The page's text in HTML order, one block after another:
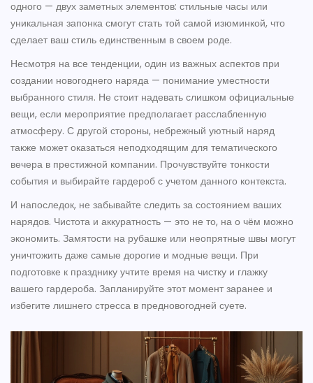
одного — двух заметных элементов: стильные часы или
уникальная запонка смогут стать той самой изюминкой, что
сделает ваш стиль единственным в своем роде.
Несмотря на все тенденции, один из важных аспектов при
создании новогоднего наряда — понимание уместности
выбранного стиля. Не стоит надевать слишком официальные
вещи, если мероприятие предполагает расслабленную
атмосферу. С другой стороны, небрежный уютный наряд
также может оказаться неподходящим для тематического
вечера в престижной компании. Прочувствуйте тонкости
события и выбирайте гардероб с учетом данного контекста.
И напоследок, не забывайте следить за состоянием ваших
нарядов. Чистота и аккуратность — это не то, на о чём можно
экономить. Замятости на рубашке или неопрятные швы могут
уничтожить даже самые дорогие и модные вещи. При
подготовке к празднику учтите время на чистку и глажку
вашего гардероба. Запланируйте этот момент заранее и
избегите лишнего стресса в предновогодней суете.